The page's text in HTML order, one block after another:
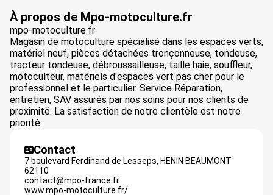
À propos de Mpo-motoculture.fr
mpo-motoculture.fr
Magasin de motoculture spécialisé dans les espaces verts,
matériel neuf, pièces détachées tronçonneuse, tondeuse,
tracteur tondeuse, débroussailleuse, taille haie, souffleur,
motoculteur, matériels d'espaces vert pas cher pour le
professionnel et le particulier. Service Réparation,
entretien, SAV assurés par nos soins pour nos clients de
proximité. La satisfaction de notre clientèle est notre
priorité.
Contact
7 boulevard Ferdinand de Lesseps, HENIN BEAUMONT
62110
contact@mpo-france.fr
www.mpo-motoculture.fr/